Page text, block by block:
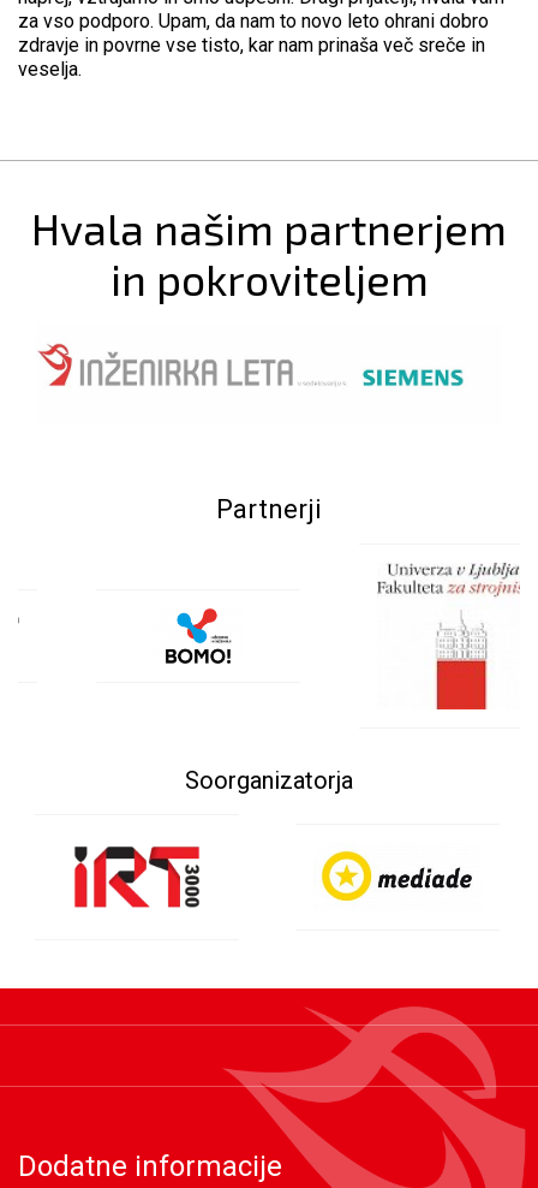
za vso podporo. Upam, da nam to novo leto ohrani dobro
zdravje in povrne vse tisto, kar nam prinaša več sreče in
veselja.
Hvala našim partnerjem
in pokroviteljem
Partnerji
Soorganizatorja
Dodatne informacije